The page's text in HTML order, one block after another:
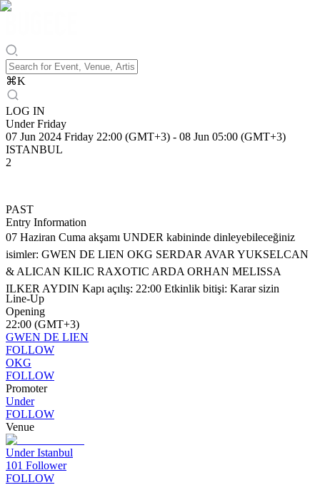
⌘K
LOG IN
Under Friday
07 Jun 2024 Friday 22:00 (GMT+3) - 08 Jun 05:00 (GMT+3)
ISTANBUL
2
PAST
Entry Information
07 Haziran Cuma akşamı UNDER kabininde dinleyebileceğiniz
isimler: GWEN DE LIEN OKG SERDAR AVAR YUKSELCAN
& ALICAN KILIC RAXOTIC ARDA ORHAN MELISSA
ILKER AYDIN Kapı açılış: 22:00 Etkinlik bitişi: Karar sizin
Line-Up
Opening
22:00 (GMT+3)
GWEN DE LIEN
FOLLOW
OKG
FOLLOW
Promoter
Under
FOLLOW
Venue
Under Istanbul
101 Follower
FOLLOW